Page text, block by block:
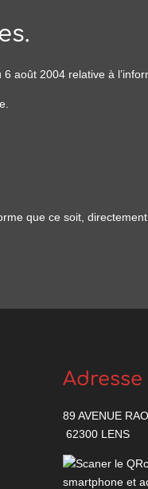
août 2004 relative à
que ce soit,
Adresse
89 AVENUE
62300 LENS